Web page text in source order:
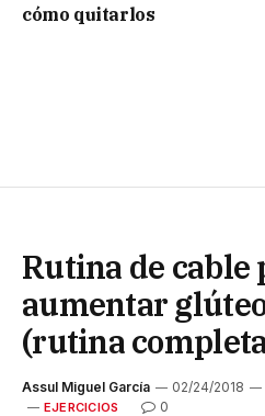
cómo quitarlos
Rutina de cable
aumentar
(rutina
Assul Miguel García 02/24/2018
EJERCICIOS 0